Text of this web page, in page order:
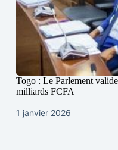
Togo : Le Parlement
milliards FCFA
1 janvier 2026